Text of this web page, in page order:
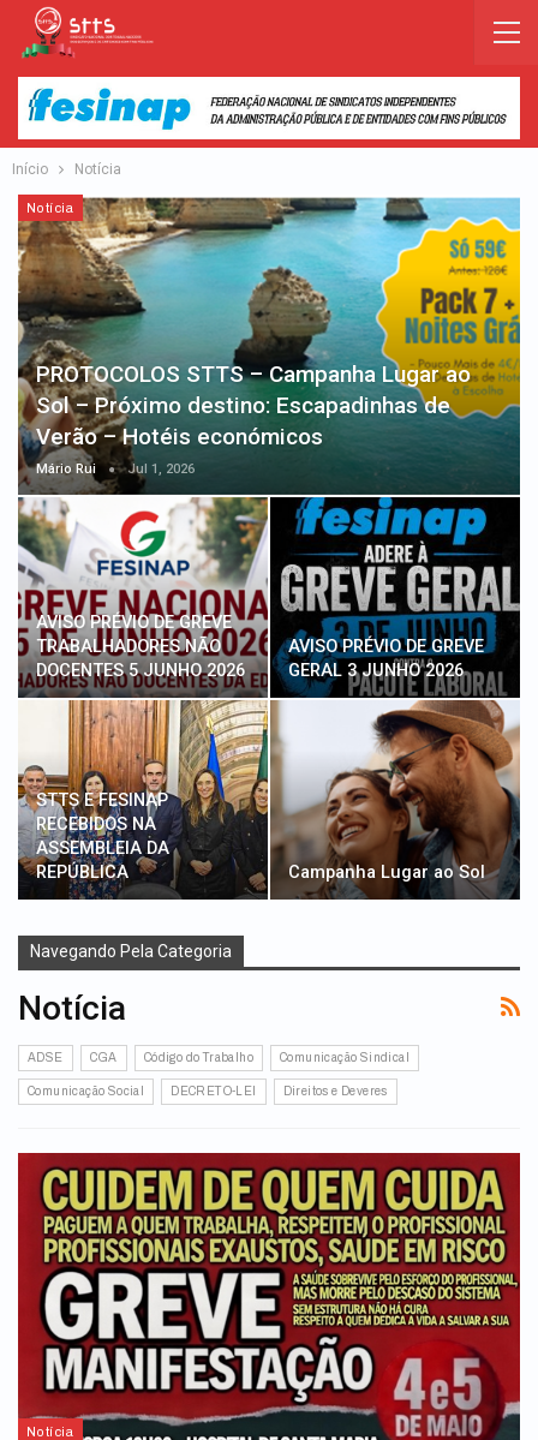
Início Notícia
Notícia
PROTOCOLOS STTS – Campanha Lugar ao
Sol – Próximo destino: Escapadinhas de
Verão – Hotéis económicos
Mário Rui Jul 1, 2026
AVISO PRÉVIO DE GREVE
TRABALHADORES NÃO
DOCENTES 5 JUNHO 2026
AVISO PRÉVIO DE GREVE
GERAL 3 JUNHO 2026
STTS E FESINAP
RECEBIDOS NA
ASSEMBLEIA DA
REPÚBLICA
Campanha Lugar ao Sol
Navegando Pela Categoria
Notícia
ADSE CGA Código do Trabalho Comunicação Sindical
Comunicação Social DECRETO-LEI Direitos e Deveres
Notícia